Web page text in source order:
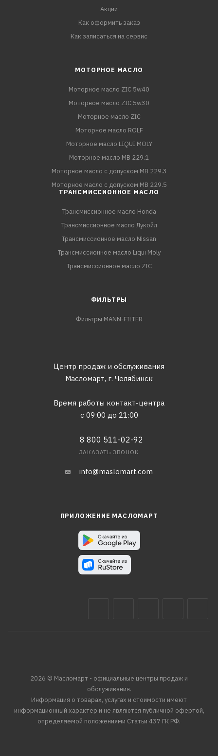
Акции
Как оформить заказ
Как записаться на сервис
МОТОРНОЕ МАСЛО
Моторное масло ZIC 5w40
Моторное масло ZIC 5w30
Моторное масло ZIC
Моторное масло ROLF
Моторное масло LIQUI MOLY
Моторное масло MB 229.1
Моторное масло с допуском MB 229.3
Моторное масло с допуском MB 229.5
ТРАНСМИССИОННОЕ МАСЛО
Трансмиссионное масло Honda
Трансмиссионное масло Лукойл
Трансмиссионное масло Nissan
Трансмиссионное масло Liqui Moly
Трансмиссионное масло ZIC
ФИЛЬТРЫ
Фильтры MANN-FILTER
Центр продаж и обслуживания
Масломарт, г. Челябинск
Время работы контакт-центра
с 09:00 до 21:00
8 800 511-02-92
ЗАКАЗАТЬ ЗВОНОК
info@maslomart.com
ПРИЛОЖЕНИЕ МАСЛОМАРТ
2026 © Масломарт - официальные центры продаж и
обслуживания.
Информация о товарах, услугах и стоимости имеют
информационный характер и не являются публичной офертой,
определяемой положениями Статьи 437 ГК РФ.